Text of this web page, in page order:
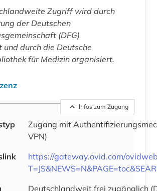
Zugriff wird durch
der Deutschen
(DFG)
und durch die Deutsche
für Medizin organisiert.
Infos zum Zugang
Zugang mit
VPN)
https://gateway.ovid.com/
Deutschlandweit frei zugänglich